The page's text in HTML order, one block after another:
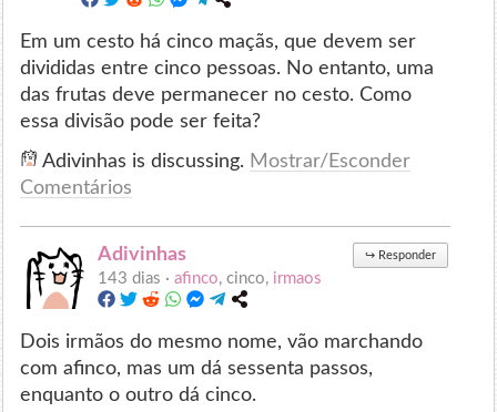
Em um cesto há cinco maçãs, que devem ser
divididas entre cinco pessoas. No entanto, uma
das frutas deve permanecer no cesto. Como
essa divisão pode ser feita?
Adivinhas is discussing. Mostrar/Esconder
Comentários
Adivinhas ↪ Responder
143 dias ·afinco, cinco, irmaos
Dois irmãos do mesmo nome, vão marchando
com afinco, mas um dá sessenta passos,
enquanto o outro dá cinco.